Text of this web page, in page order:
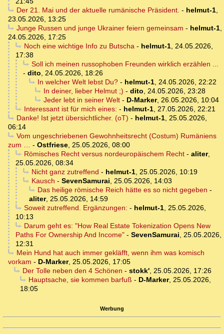
Der 21. Mai und der aktuelle rumänische Präsident. - helmut-1,
23.05.2026, 13:25
Junge Russen und junge Ukrainer feiern gemeinsam - helmut-1,
24.05.2026, 17:25
Noch eine wichtige Info zu Butscha- helmut-1, 24.05.2026,
17:38
Soll ich meinen russophoben Freunden wirklich erzählen ...
- dito, 24.05.2026, 18:26
In welcher Welt lebst Du?- helmut-1, 24.05.2026, 22:22
In deiner, lieber Helmut ;) - dito, 24.05.2026, 23:28
Jeder lebt in seiner Welt- D-Marker, 26.05.2026, 10:04
Interessant ist für mich eines: - helmut-1, 27.05.2026, 22:21
Danke! Ist jetzt übersichtlicher. (oT) - helmut-1, 25.05.2026,
06:14
Vom ungeschriebenen Gewohnheitsrecht (Costum) Rumäniens
zum … - Ostfriese, 25.05.2026, 08:00
Römisches Recht versus nordeuropäischem Recht- aliter,
25.05.2026, 08:34
Nicht ganz zutreffend - helmut-1, 25.05.2026, 10:19
Kausch - SevenSamurai, 25.05.2026, 14:03
Das heilige römische Reich hätte es so nicht gegeben -
aliter, 25.05.2026, 14:59
Soweit zutreffend. Ergänzungen: - helmut-1, 25.05.2026,
10:13
Darum geht es: "How Real Estate Tokenization Opens New
Paths For Ownership And Income" - SevenSamurai, 25.05.2026,
12:31
Mein Hund hat auch immer gekläfft, wenn ihm was komisch
vorkam - D-Marker, 25.05.2026, 17:05
Der Tolle neben den 4 Schönen - stokk', 25.05.2026, 17:26
Hauptsache, sie kommen barfuß - D-Marker, 25.05.2026,
18:05
Werbung